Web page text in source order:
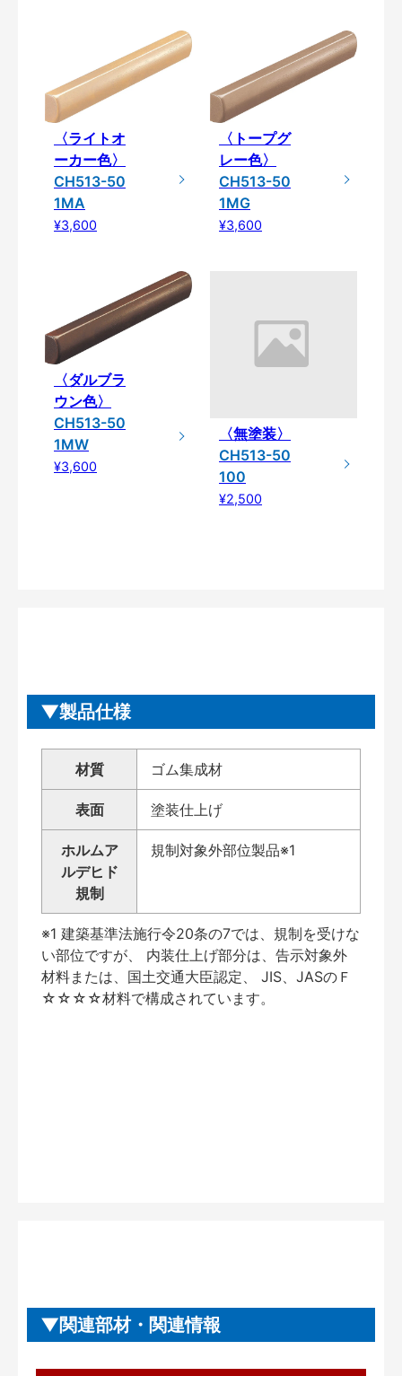
〈ライトオ
ーカー色〉
CH513-50
1MA
¥3,600
〈トープグ
レー色〉
CH513-50
1MG
¥3,600
〈ダルブラ
ウン色〉
CH513-50
1MW
¥3,600
〈無塗装〉
CH513-50
100
¥2,500
製品仕様
材質 ゴム集成材
表面 塗装仕上げ
ホルムア
ルデヒド
規制
規制対象外部位製品※1
※1 建築基準法施行令20条の7では、規制を受けな
い部位ですが、 内装仕上げ部分は、告示対象外
材料または、国土交通大臣認定、 JIS、JASのＦ
☆☆☆☆材料で構成されています。
関連部材・関連情報